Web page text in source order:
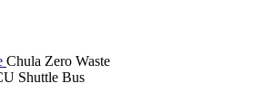
Chula Zero Waste
Shuttle Bus